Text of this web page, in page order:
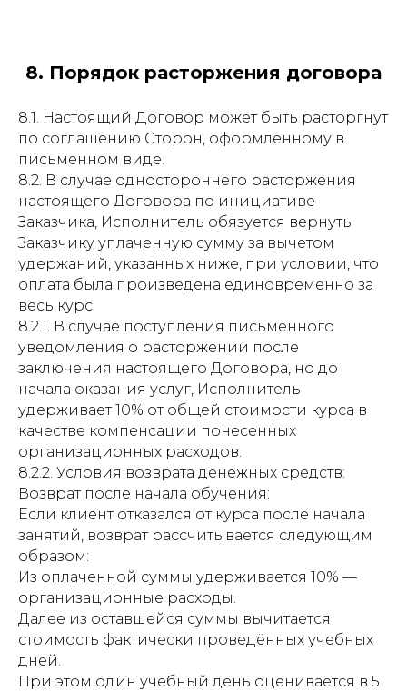
8. Порядок расторжения договора
8.1. Настоящий Договор может быть расторгнут
по соглашению Сторон, оформленному в
письменном виде.
8.2. В случае одностороннего расторжения
настоящего Договора по инициативе
Заказчика, Исполнитель обязуется вернуть
Заказчику уплаченную сумму за вычетом
удержаний, указанных ниже, при условии, что
оплата была произведена единовременно за
весь курс:
8.2.1. В случае поступления письменного
уведомления о расторжении после
заключения настоящего Договора, но до
начала оказания услуг, Исполнитель
удерживает 10% от общей стоимости курса в
качестве компенсации понесенных
организационных расходов.
8.2.2. Условия возврата денежных средств:
Возврат после начала обучения:
Если клиент отказался от курса после начала
занятий, возврат рассчитывается следующим
образом:
Из оплаченной суммы удерживается 10% —
организационные расходы.
Далее из оставшейся суммы вычитается
стоимость фактически проведённых учебных
дней.
При этом один учебный день оценивается в 5